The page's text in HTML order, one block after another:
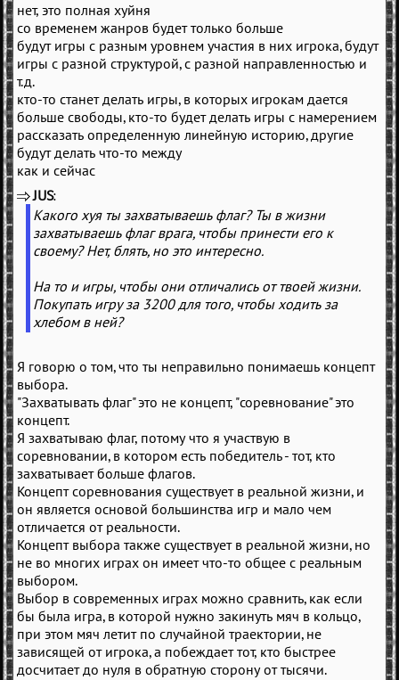
нет, это полная хуйня
со временем жанров будет только больше
будут игры с разным уровнем участия в них игрока, будут
игры с разной структурой, с разной направленностью и
т.д.
кто-то станет делать игры, в которых игрокам дается
больше свободы, кто-то будет делать игры с намерением
рассказать определенную линейную историю, другие
будут делать что-то между
как и сейчас
JUS
Какого хуя ты захватываешь флаг? Ты в жизни
захватываешь флаг врага, чтобы принести его к
своему? Нет, блять, но это интересно.
На то и игры, чтобы они отличались от твоей жизни.
Покупать игру за 3200 для того, чтобы ходить за
хлебом в ней?
Я говорю о том, что ты неправильно понимаешь концепт
выбора.
"Захватывать флаг" это не концепт, "соревнование" это
концепт.
Я захватываю флаг, потому что я участвую в
соревновании, в котором есть победитель - тот, кто
захватывает больше флагов.
Концепт соревнования существует в реальной жизни, и
он является основой большинства игр и мало чем
отличается от реальности.
Концепт выбора также существует в реальной жизни, но
не во многих играх он имеет что-то общее с реальным
выбором.
Выбор в современных играх можно сравнить, как если
бы была игра, в которой нужно закинуть мяч в кольцо,
при этом мяч летит по случайной траектории, не
зависящей от игрока, а побеждает тот, кто быстрее
досчитает до нуля в обратную сторону от тысячи.